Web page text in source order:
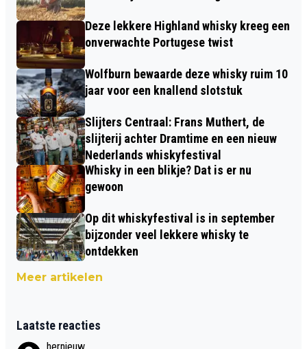
Deze lekkere Highland whisky kreeg een
onverwachte Portugese twist
Wolfburn bewaarde deze whisky ruim 10
jaar voor een knallend slotstuk
Slijters Centraal: Frans Muthert, de
slijterij achter Dramtime en een nieuw
Nederlands whiskyfestival
Whisky in een blikje? Dat is er nu
gewoon
Op dit whiskyfestival is in september
bijzonder veel lekkere whisky te
ontdekken
Meer artikelen
Laatste reacties
hernieuw